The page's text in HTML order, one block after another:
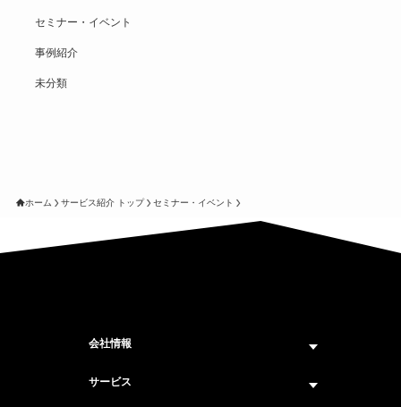
セミナー・イベント
事例紹介
未分類
ホーム サービス紹介 トップ セミナー・イベント
会社情報
企業情報トップ
サービス